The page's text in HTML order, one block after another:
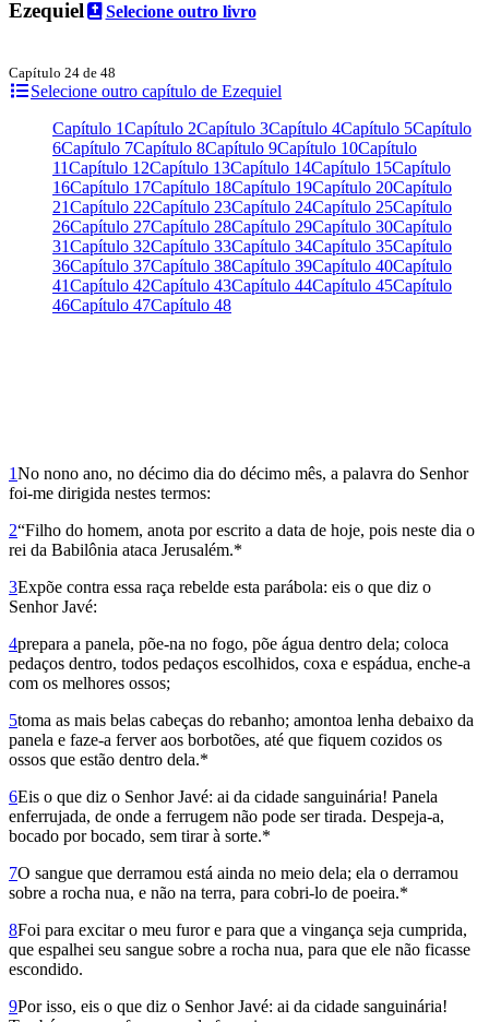
Ezequiel Selecione outro livro
Capítulo 24 de 48
Selecione outro capítulo de Ezequiel
Capítulo 1Capítulo 2Capítulo 3Capítulo 4Capítulo 5Capítulo
6Capítulo 7Capítulo 8Capítulo 9Capítulo 10Capítulo
11Capítulo 12Capítulo 13Capítulo 14Capítulo 15Capítulo
16Capítulo 17Capítulo 18Capítulo 19Capítulo 20Capítulo
21Capítulo 22Capítulo 23Capítulo 24Capítulo 25Capítulo
26Capítulo 27Capítulo 28Capítulo 29Capítulo 30Capítulo
31Capítulo 32Capítulo 33Capítulo 34Capítulo 35Capítulo
36Capítulo 37Capítulo 38Capítulo 39Capítulo 40Capítulo
41Capítulo 42Capítulo 43Capítulo 44Capítulo 45Capítulo
46Capítulo 47Capítulo 48
1No nono ano, no décimo dia do décimo mês, a palavra do Senhor
foi-me dirigida nestes termos:
2“Filho do homem, anota por escrito a data de hoje, pois neste dia o
rei da Babilônia ataca Jerusalém.*
3Expõe contra essa raça rebelde esta parábola: eis o que diz o
Senhor Javé:
4prepara a panela, põe-na no fogo, põe água dentro dela; coloca
pedaços dentro, todos pedaços escolhidos, coxa e espádua, enche-a
com os melhores ossos;
5toma as mais belas cabeças do rebanho; amontoa lenha debaixo da
panela e faze-a ferver aos borbotões, até que fiquem cozidos os
ossos que estão dentro dela.*
6Eis o que diz o Senhor Javé: ai da cidade sanguinária! Panela
enferrujada, de onde a ferrugem não pode ser tirada. Despeja-a,
bocado por bocado, sem tirar à sorte.*
7O sangue que derramou está ainda no meio dela; ela o derramou
sobre a rocha nua, e não na terra, para cobri-lo de poeira.*
8Foi para excitar o meu furor e para que a vingança seja cumprida,
que espalhei seu sangue sobre a rocha nua, para que ele não ficasse
escondido.
9Por isso, eis o que diz o Senhor Javé: ai da cidade sanguinária!